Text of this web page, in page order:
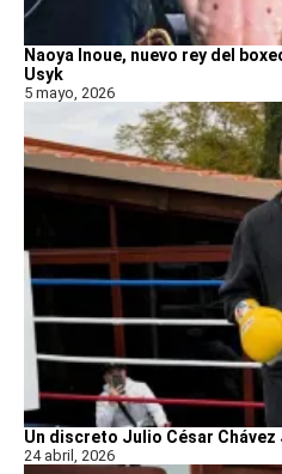
Naoya Inoue, nuevo rey del
Usyk
5 mayo, 2026
Un discreto Julio César
24 abril, 2026